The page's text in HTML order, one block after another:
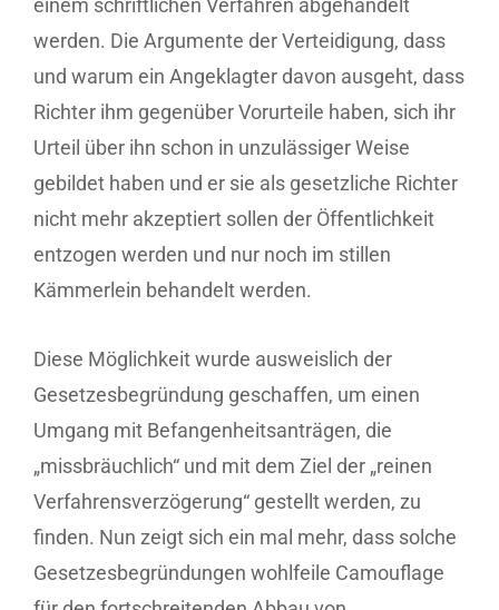
werden. Die Argumente der Verteidigung, dass
und warum ein Angeklagter davon ausgeht, dass
Richter ihm gegenüber Vorurteile haben, sich ihr
Urteil über ihn schon in unzulässiger Weise
gebildet haben und er sie als gesetzliche Richter
nicht mehr akzeptiert sollen der Öffentlichkeit
entzogen werden und nur noch im stillen
Kämmerlein behandelt werden.
Diese Möglichkeit wurde ausweislich der
Gesetzesbegründung geschaffen, um einen
Umgang mit Befangenheitsanträgen, die
„missbräuchlich“ und mit dem Ziel der „reinen
Verfahrensverzögerung“ gestellt werden, zu
finden. Nun zeigt sich ein mal mehr, dass solche
Gesetzesbegründungen wohlfeile Camouflage